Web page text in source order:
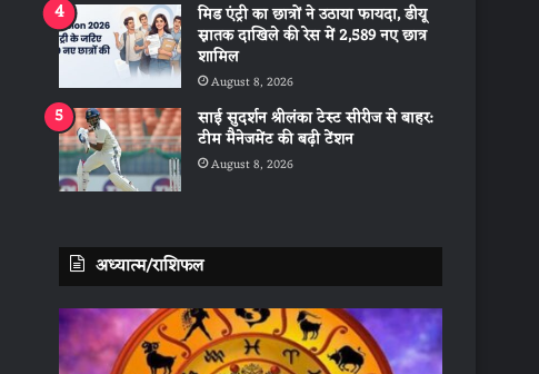
मिड एंट्री का छात्रों ने उठाया फायदा, डीयू
स्नातक दाखिले की रेस में 2,589 नए छात्र
शामिल
August 8, 2026
साई सुदर्शन श्रीलंका टेस्ट सीरीज से बाहर:
टीम मैनेजमेंट की बढ़ी टेंशन
August 8, 2026
अध्यात्म/राशिफल